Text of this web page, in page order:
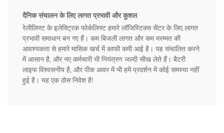
दैनिक संचालन के लिए लागत प्रभावी और कुशल
रेलीलिफ्ट के इलेक्ट्रिक फोर्कलिफ्ट हमारे लॉजिस्टिक्स सेंटर के लिए लागत
प्रभावी समाधान बन गए हैं। कम बिजली लागत और कम मरम्मत की
आवश्यकता से हमारे मासिक खर्च में काफी कमी आई है। यह संचालित करने
में आसान है, और नए कर्मचारी भी नियंत्रण जल्दी सीख लेते हैं। बैटरी
लाइफ विश्वसनीय है, और पीक आवर में भी हमें प्रदर्शन में कोई समस्या नहीं
हुई है। यह एक ठोस निवेश है!